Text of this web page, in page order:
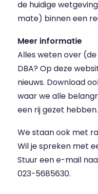
de huidige
mate) binnen een
Meer informatie
Alles weten over
DBA? Op deze
nieuws. Download
waar we alle
een rij gezet hebben.
We staan ook met
Wil je spreken met
Stuur een e-mail
023-5685630.